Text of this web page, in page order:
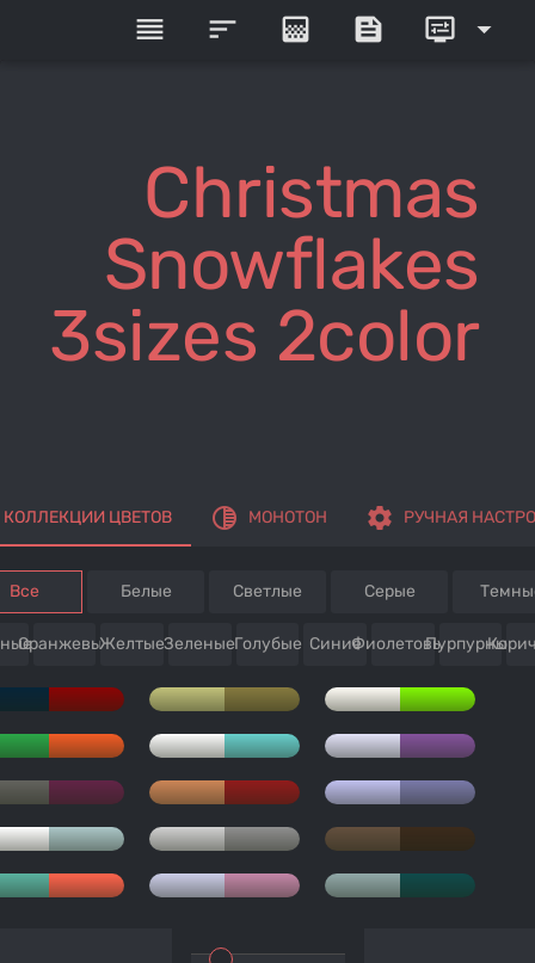
reorder sort gradient feed display_settings arrow_drop_down
Christmas
Snowflakes
3sizes 2color
КОЛЛЕКЦИИ ЦВЕТОВ tonality МОНОТОН settings РУЧНАЯ
Все Белые Светлые Серые
ОранжевыеЖелтыеЗеленыеГолубые СиниеФиолетовыеПурпурные